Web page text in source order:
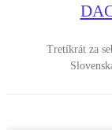
Tretíkrát za